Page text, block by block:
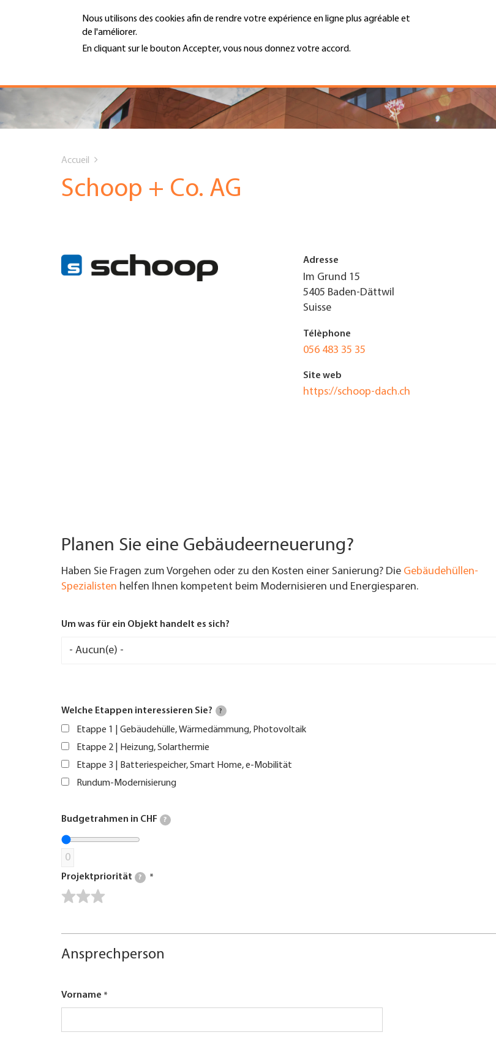
Nous utilisons des cookies afin de rendre votre expérience en ligne plus agréable et
de l'améliorer.
En cliquant sur le bouton Accepter, vous nous donnez votre accord.
Hauptnavigation
PORTRAIT
SERVICES
INFOTHÈQUE
JOBS & CARRIÈRE
MENU
Top
Menu
are
Accueil
Schoop + Co. AG
Adresse
Im Grund 15
5405 Baden-Dättwil
Suisse
Télèphone
056 483 35 35
Site web
https://schoop-dach.ch
Planen Sie eine Gebäudeerneuerung?
Haben Sie Fragen zum Vorgehen oder zu den Kosten einer Sanierung? Die Gebäudehüllen-
Spezialisten helfen Ihnen kompetent beim Modernisieren und Energiesparen.
Um was für ein Objekt handelt es sich?
Welche Etappen interessieren Sie? ?
Etappe 1 | Gebäudehülle, Wärmedämmung, Photovoltaik
Etappe 2 | Heizung, Solarthermie
Etappe 3 | Batteriespeicher, Smart Home, e-Mobilität
Rundum-Modernisierung
Budgetrahmen in CHF ?
0
Projektpriorität ?
Ansprechperson
Vorname